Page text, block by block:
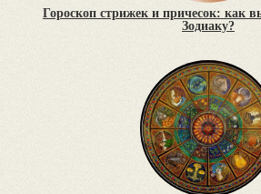
Гороскоп стрижек и причесок: как
Зодиаку?